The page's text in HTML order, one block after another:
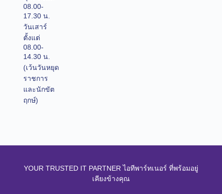
08.00-
17.30 น.
วันเสาร์
ตั้งแต่
08.00-
14.30 น.
(เว้นวันหยุด
ราชการ
และนักขัต
ฤกษ์)
YOUR TRUSTED IT PARTNER ไอทีพาร์ทเนอร์ ที่พร้อมอยู่
เคียงข้างคุณ